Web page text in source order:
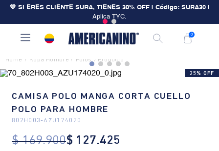
💙 SI ERES CLIENTE SURA, TIENES 30% OFF | Código: SURA30
Aplica TYC.
0
Ropa Hombre Polos
25% OFF
CAMISA POLO MANGA CORTA CUELLO
POLO PARA HOMBRE
802H003-AZU174020
$ 169.900$ 127.425